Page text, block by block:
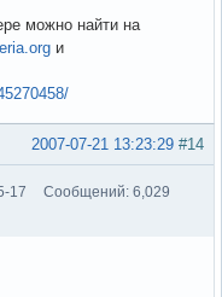
можно найти на
и
#14
2007-07-21 13:23:29
17
Сообщений: 6,029